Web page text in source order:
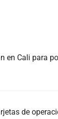
en Cali para
de